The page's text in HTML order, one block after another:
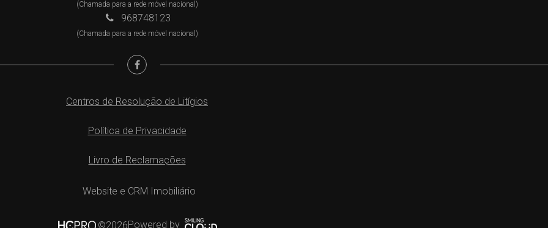
(Chamada para a rede móvel nacional)
968748123
(Chamada para a rede móvel nacional)
Centros de Resolução de Litígios
Política de Privacidade
Livro de Reclamações
Website e CRM Imobiliário
©2026Powered by